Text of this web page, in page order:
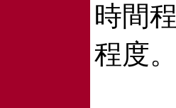
時間
程度。